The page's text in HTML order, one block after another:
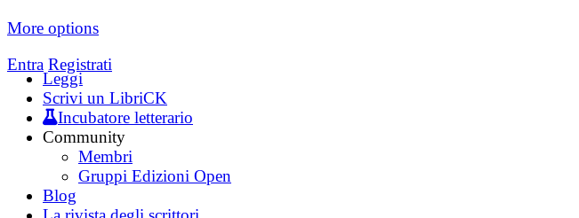
More options
Entra Registrati
Leggi
Scrivi un LibriCK
Incubatore letterario
Community
Membri
Gruppi Edizioni Open
Blog